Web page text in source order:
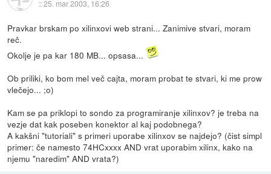
::25. mar 2003, 16:26
Pravkar brskam po xilinxovi web strani... Zanimive stvari, moram
reč.
Okolje je pa kar 180 MB... opsasa...
Ob priliki, ko bom mel več cajta, moram probat te stvari, ki me prow
vlečejo... ;o)
Kam se pa priklopi to sondo za programiranje xilinxov? je treba na
vezje dat kak poseben konektor al kaj podobnega?
A kakšni "tutoriali" s primeri uporabe xilinxov se najdejo? (čist simpl
primer: če namesto 74HCxxxx AND vrat uporabim xilinx, kako na
njemu "naredim" AND vrata?)